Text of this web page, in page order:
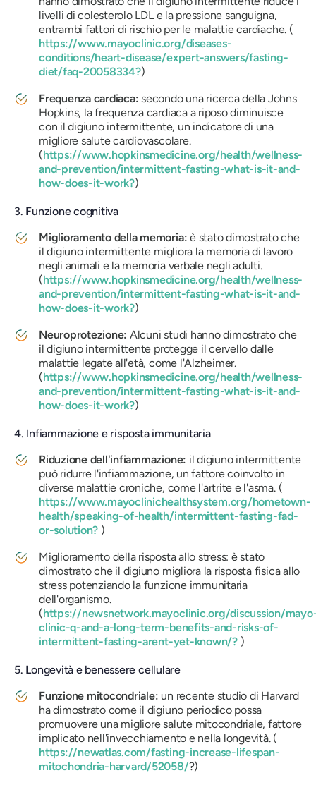
livelli di colesterolo LDL e la pressione sanguigna,
entrambi fattori di rischio per le malattie cardiache. (
https://www.mayoclinic.org/diseases-
conditions/heart-disease/expert-answers/fasting-
diet/faq-20058334?)
Frequenza cardiaca: secondo una ricerca della Johns
Hopkins, la frequenza cardiaca a riposo diminuisce
con il digiuno intermittente, un indicatore di una
migliore salute cardiovascolare.
(https://www.hopkinsmedicine.org/health/wellness-
and-prevention/intermittent-fasting-what-is-it-and-
how-does-it-work?)
3. Funzione cognitiva
Miglioramento della memoria: è stato dimostrato che
il digiuno intermittente migliora la memoria di lavoro
negli animali e la memoria verbale negli adulti.
(https://www.hopkinsmedicine.org/health/wellness-
and-prevention/intermittent-fasting-what-is-it-and-
how-does-it-work?)
Neuroprotezione: Alcuni studi hanno dimostrato che
il digiuno intermittente protegge il cervello dalle
malattie legate all'età, come l'Alzheimer.
(https://www.hopkinsmedicine.org/health/wellness-
and-prevention/intermittent-fasting-what-is-it-and-
how-does-it-work?)
4. Infiammazione e risposta immunitaria
Riduzione dell'infiammazione: il digiuno intermittente
può ridurre l'infiammazione, un fattore coinvolto in
diverse malattie croniche, come l'artrite e l'asma. (
https://www.mayoclinichealthsystem.org/hometown-
health/speaking-of-health/intermittent-fasting-fad-
or-solution? )
Miglioramento della risposta allo stress: è stato
dimostrato che il digiuno migliora la risposta fisica allo
stress potenziando la funzione immunitaria
dell'organismo.
(https://newsnetwork.mayoclinic.org/discussion/
clinic-q-and-a-long-term-benefits-and-risks-of-
intermittent-fasting-arent-yet-known/?)
5. Longevità e benessere cellulare
Funzione mitocondriale: un recente studio di Harvard
ha dimostrato come il digiuno periodico possa
promuovere una migliore salute mitocondriale, fattore
implicato nell'invecchiamento e nella longevità. (
https://newatlas.com/fasting-increase-lifespan-
mitochondria-harvard/52058/?)